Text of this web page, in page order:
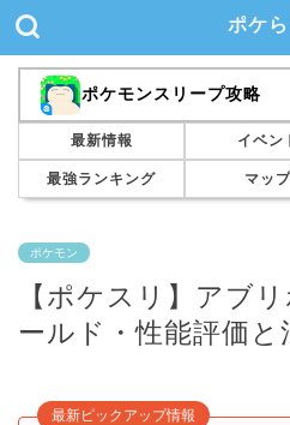
ポケら
ポケモンスリープ攻略
最新情報 イベン
最強ランキング マップ
ポケモン
【ポケスリ】アブ
ールド・性能評価と
最新ピックアップ情報